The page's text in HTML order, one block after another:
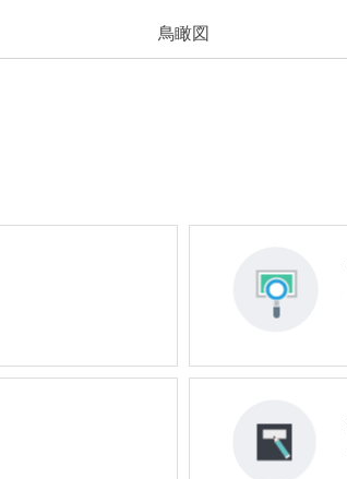
鳥瞰図